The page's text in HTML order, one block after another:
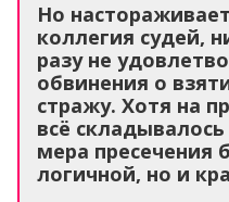
Но
коллегия судей,
разу не
обвинения о
стражу. Хотя на
всё
мера пресечения
логичной, но и